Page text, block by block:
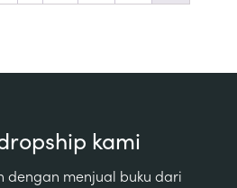
kami
dengan menjual buku dari